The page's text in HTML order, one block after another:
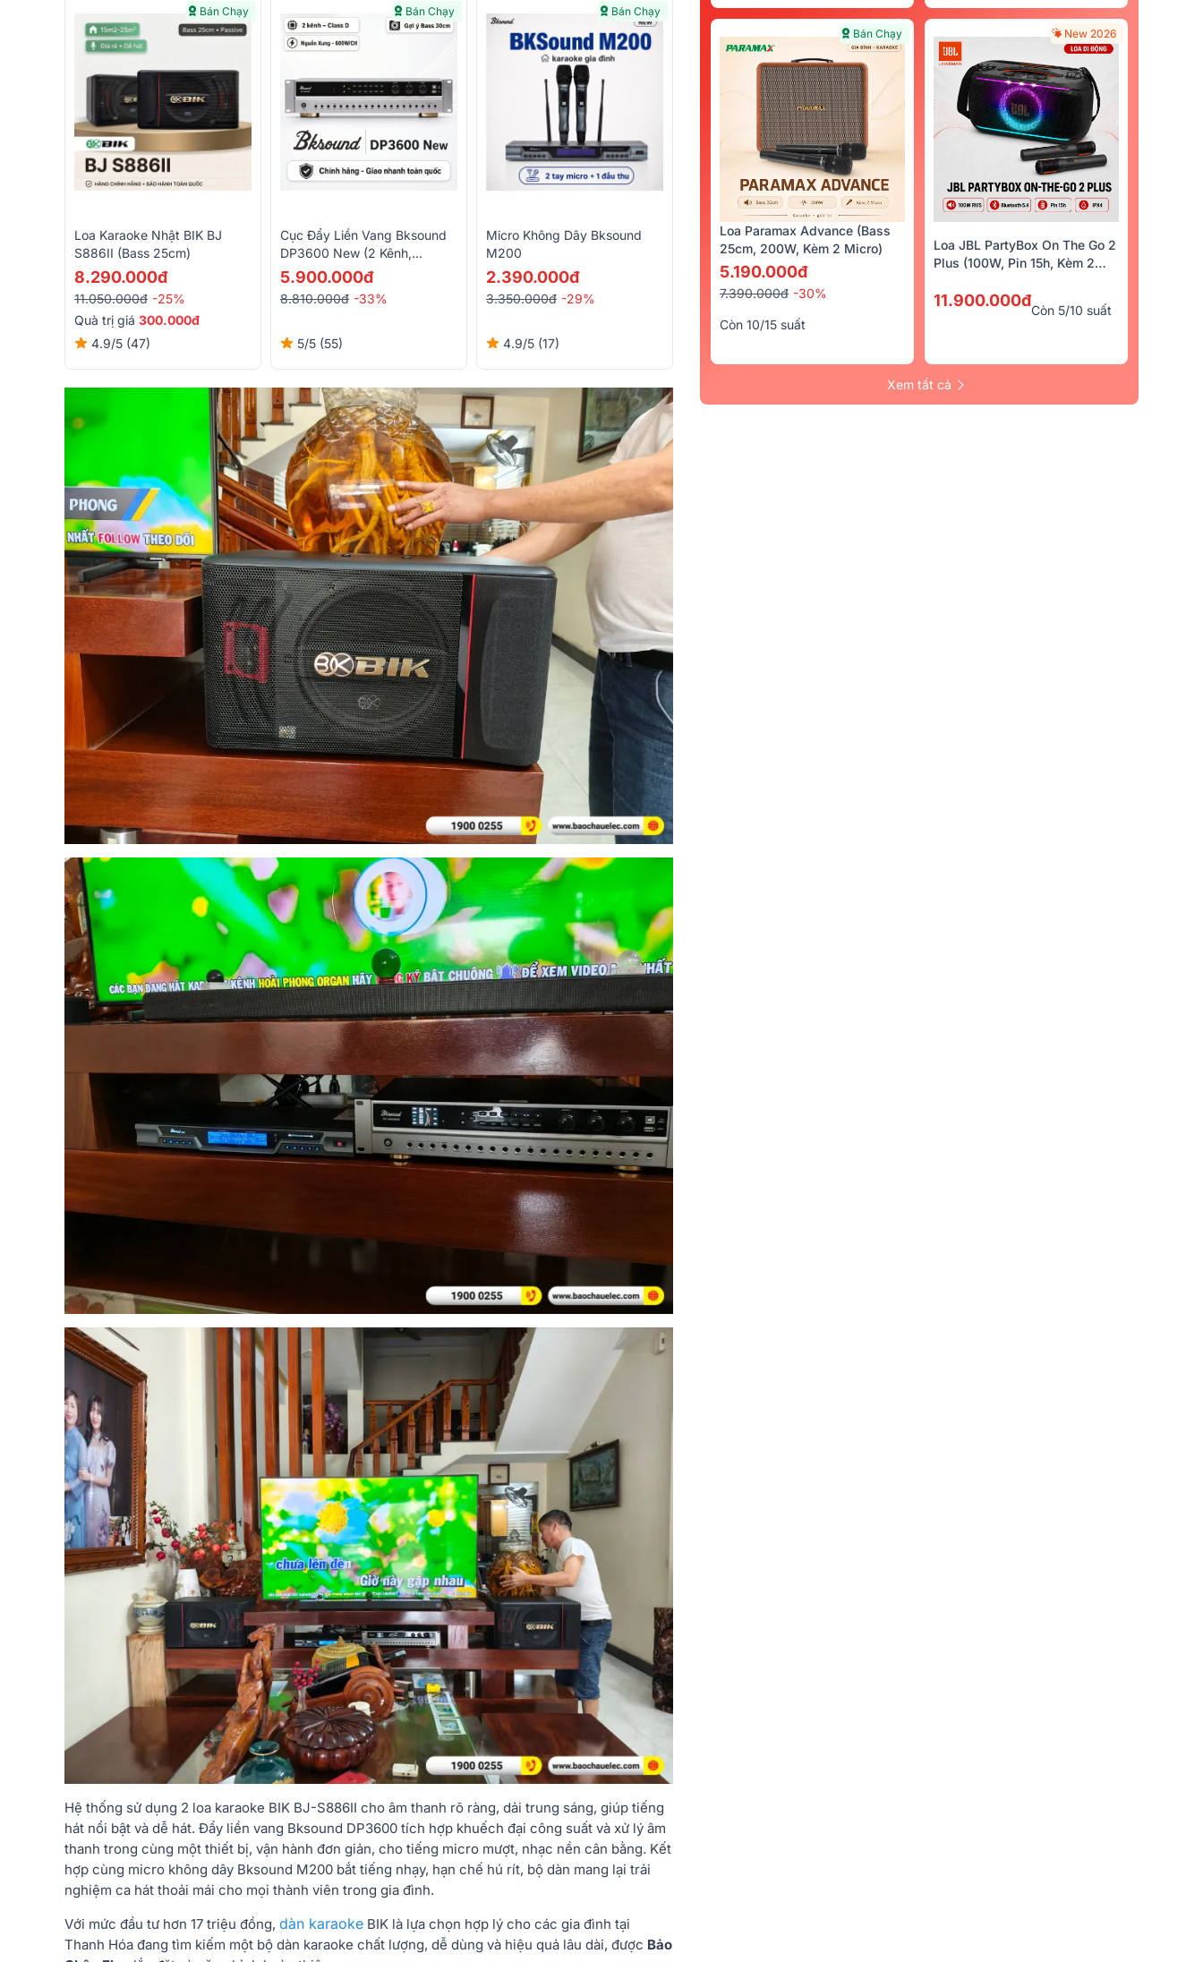
Bán Chạy
Loa Karaoke Nhật BIK BJ
S886II (bass 25cm)
8.290.000đ
11.050.000đ -25%
Quà trị giá 300.000đ
4.9/5 (47)
Bán Chạy
Cục Đẩy Liền Vang Bksound
DP3600 New (2 Kênh,
600W/CH, Class D, Bluetooth)
5.900.000đ
8.810.000đ -33%
5/5 (55)
Bán Chạy
Micro Không Dây Bksound
M200
2.390.000đ
3.350.000đ -29%
4.9/5 (17)
Hệ thống sử dụng 2 loa karaoke BIK BJ-S886II cho âm thanh rõ ràng, dải trung sáng, giúp tiếng
hát nổi bật và dễ hát. Đẩy liền vang Bksound DP3600 tích hợp khuếch đại công suất và xử lý âm
thanh trong cùng một thiết bị, vận hành đơn giản, cho tiếng micro mượt, nhạc nền cân bằng. Kết
hợp cùng micro không dây Bksound M200 bắt tiếng nhạy, hạn chế hú rít, bộ dàn mang lại trải
nghiệm ca hát thoải mái cho mọi thành viên trong gia đình.
Với mức đầu tư hơn 17 triệu đồng, dàn karaoke BIK là lựa chọn hợp lý cho các gia đình tại
Thanh Hóa đang tìm kiếm một bộ dàn karaoke chất lượng, dễ dùng và hiệu quả lâu dài, được Bảo
Bán Chạy
Loa Paramax Advance (Bass
25cm, 200W, Kèm 2 Micro)
5.190.000đ
7.390.000đ -30%
Còn 10/15 suất
New 2026
Loa JBL PartyBox On The Go 2
Plus (100W, Pin 15h, Kèm 2
11.900.000đ
Còn 5/10 suất
Xem tất cả